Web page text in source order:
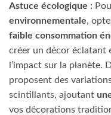
Astuce écologique :
environnementale,
faible consommation
créer un décor éclatant
l’impact sur la planète.
proposent des
scintillants, ajoutant
vos décorations